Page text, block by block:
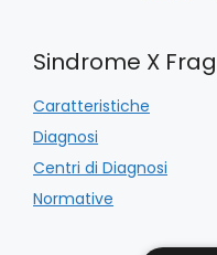
Sindrome X
Caratteristiche
Diagnosi
Centri di Diagnosi
Normative